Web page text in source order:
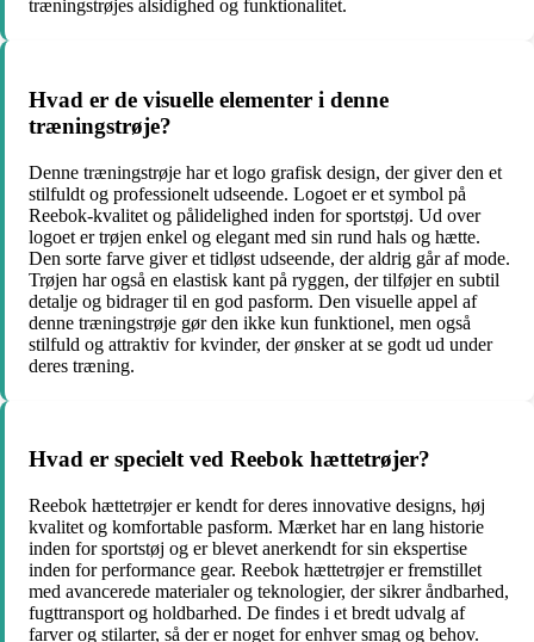
træningstrøjes alsidighed og funktionalitet.
Hvad er de visuelle elementer i denne
træningstrøje?
Denne træningstrøje har et logo grafisk design, der giver den et
stilfuldt og professionelt udseende. Logoet er et symbol på
Reebok-kvalitet og pålidelighed inden for sportstøj. Ud over
logoet er trøjen enkel og elegant med sin rund hals og hætte.
Den sorte farve giver et tidløst udseende, der aldrig går af mode.
Trøjen har også en elastisk kant på ryggen, der tilføjer en subtil
detalje og bidrager til en god pasform. Den visuelle appel af
denne træningstrøje gør den ikke kun funktionel, men også
stilfuld og attraktiv for kvinder, der ønsker at se godt ud under
deres træning.
Hvad er specielt ved Reebok hættetrøjer?
Reebok hættetrøjer er kendt for deres innovative designs, høj
kvalitet og komfortable pasform. Mærket har en lang historie
inden for sportstøj og er blevet anerkendt for sin ekspertise
inden for performance gear. Reebok hættetrøjer er fremstillet
med avancerede materialer og teknologier, der sikrer åndbarhed,
fugttransport og holdbarhed. De findes i et bredt udvalg af
farver og stilarter, så der er noget for enhver smag og behov.